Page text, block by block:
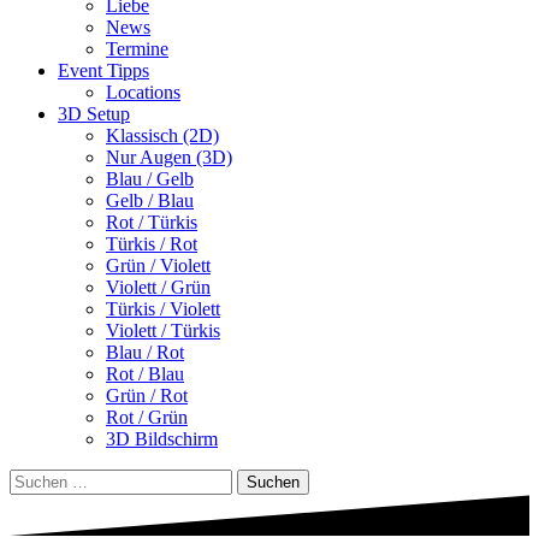
Liebe
News
Termine
Event Tipps
Locations
3D Setup
Klassisch (2D)
Nur Augen (3D)
Blau / Gelb
Gelb / Blau
Rot / Türkis
Türkis / Rot
Grün / Violett
Violett / Grün
Türkis / Violett
Violett / Türkis
Blau / Rot
Rot / Blau
Grün / Rot
Rot / Grün
3D Bildschirm
Suchen
nach: